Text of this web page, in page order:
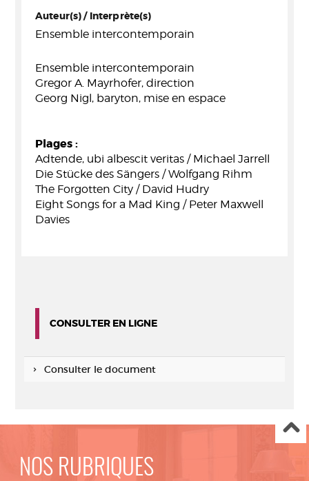
Auteur(s) / Interprète(s)
Ensemble intercontemporain
Ensemble intercontemporain
Gregor A. Mayrhofer, direction
Georg Nigl, baryton, mise en espace
Plages :
Adtende, ubi albescit veritas / Michael Jarrell
Die Stücke des Sängers / Wolfgang Rihm
The Forgotten City / David Hudry
Eight Songs for a Mad King / Peter Maxwell
Davies
CONSULTER EN LIGNE
Consulter le document
NOS RUBRIQUES